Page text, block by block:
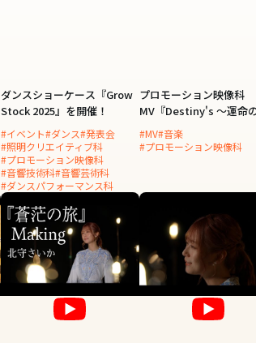
ダンスショーケース『Grow
Stock 2025』を開催！
#イベント#ダンス#発表会
#照明クリエイティブ科
#プロモーション映像科
#音響技術科#音響芸術科
#ダンスパフォーマンス科
プロモーション映像科
MV『Destiny's ～運命
～』Artist：ELFy
#MV#音楽
#プロモーション映像科